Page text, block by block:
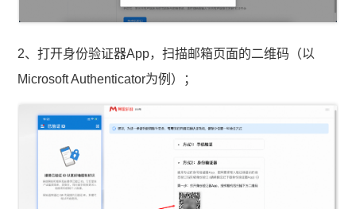
2、打开身份验证器App，扫描邮箱页面的二维码（以
Microsoft Authenticator为例）；